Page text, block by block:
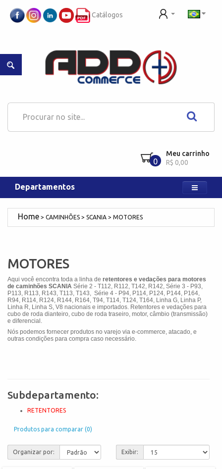
Catálogos
0
Meu carrinho
R$ 0,00
Departamentos
CAMINHÕES SCANIA MOTORES
MOTORES
Aqui você encontra toda a linha de retentores e vedações para motores
de caminhões SCANIA Série 2 - T112, R112, T142, R142, Série 3 - P93,
P113, R113, R143, T113, T143, Série 4 - P94, P114, P124, P144, P164,
R94, R114, R124, R144, R164, T94, T114, T124, T164, Linha G, Linha P,
Linha R, Linha S, V8 nacionais e importados. Retentores e vedações para
cubo de roda dianteiro, cubo de roda traseiro, motor, câmbio (transmissão)
e diferencial.
Nós podemos fornecer produtos no varejo via e-commerce, atacado, e
outras condições para compra caso necessário.
Subdepartamento:
RETENTORES
Produtos para comparar (0)
Organizar por: Exibir: